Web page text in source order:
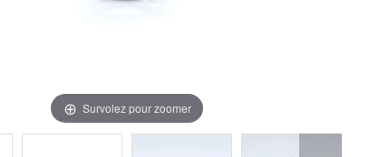
Survolez pour zoomer